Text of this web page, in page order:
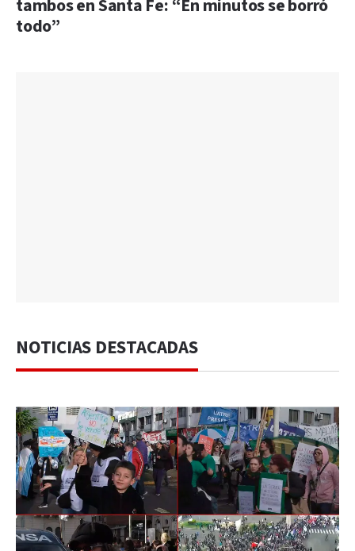
tambos en Santa Fe: “En minutos se borró
todo”
NOTICIAS DESTACADAS